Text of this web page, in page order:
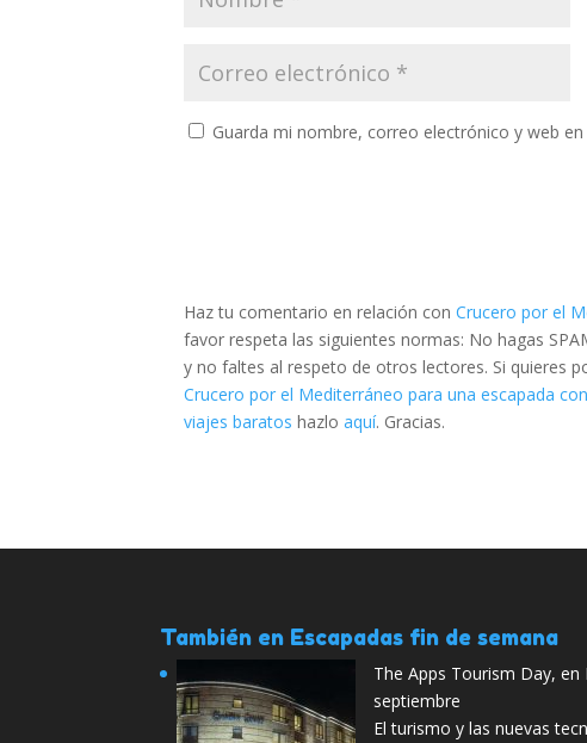
Guarda mi nombre, correo electrónico y web
Haz tu comentario en relación conCrucero por el
favor respeta las siguientes normas: No hagas
y no faltes al respeto de otros lectores. Si quieres
Crucero por el Mediterráneo para una escapada
viajes baratos hazloaquí. Gracias.
También en Escapadas fin de semana
The Apps Tourism Day,
septiembre
El turismo y las nuevas